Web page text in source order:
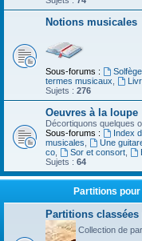
Notions musicales
Sous-forums : Solfège,
termes musicaux
Sujets : 276
Oeuvres à la loupe
Décortiquons quelques
Sous-forums :
Index
musicales
Une
co
Sor et consort,
Sujets : 64
Partitions
Partitions
Collection de